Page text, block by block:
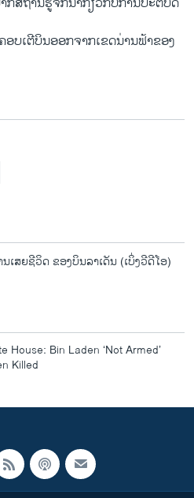
ບ​ເຕີ​ບິນ​ອອກ​ຈາກເຂດນ່ານຟ້າ​ຂອງ
ເສຍຊີວິດ ຂອງບິນລາເດັນ (ເບິ່ງວີດີໂອ)
House: Bin Laden ‘Not Armed’
Killed